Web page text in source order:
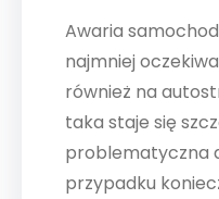
Awaria
najmniej
również na
taka staje się
problematyczna
przypadku